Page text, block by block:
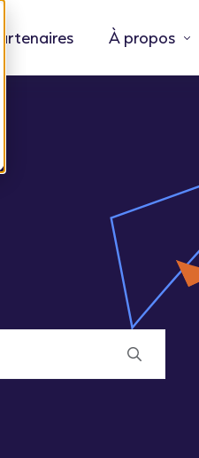
Partenaires À propos